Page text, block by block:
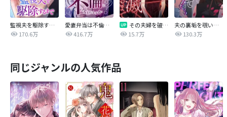
監視夫を駆除するまで
170.6万
愛妻弁当は不倫に含まれますか？
416.7万
その夫婦を破滅させるまで
15.7万
夫の裏垢を覗いてみたら
130.3万
同じジャンルの人気作品